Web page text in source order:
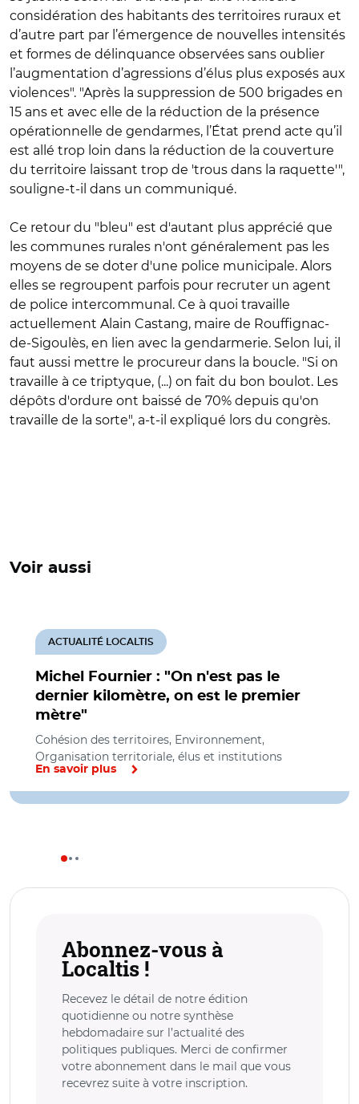
considération des habitants des territoires ruraux et
d’autre part par l’émergence de nouvelles intensités
et formes de délinquance observées sans oublier
l’augmentation d’agressions d’élus plus exposés aux
violences". "Après la suppression de 500 brigades en
15 ans et avec elle de la réduction de la présence
opérationnelle de gendarmes, l’État prend acte qu’il
est allé trop loin dans la réduction de la couverture
du territoire laissant trop de 'trous dans la raquette'",
souligne-t-il dans un communiqué.
Ce retour du "bleu" est d'autant plus apprécié que
les communes rurales n'ont généralement pas les
moyens de se doter d'une police municipale. Alors
elles se regroupent parfois pour recruter un agent
de police intercommunal. Ce à quoi travaille
actuellement Alain Castang, maire de Rouffignac-
de-Sigoulès, en lien avec la gendarmerie. Selon lui, il
faut aussi mettre le procureur dans la boucle. "Si on
travaille à ce triptyque, (...) on fait du bon boulot. Les
dépôts d'ordure ont baissé de 70% depuis qu'on
travaille de la sorte", a-t-il expliqué lors du congrès.
Voir aussi
Michel Fournier : "On n'est pas le
dernier kilomètre, on est le premier
mètre"
ACTUALITÉ LOCALTIS
Cohésion des territoires, Environnement,
Organisation territoriale, élus et institutions
En savoir plus
Abonnez-vous à
Localtis !
Recevez le détail de notre édition
quotidienne ou notre synthèse
hebdomadaire sur l’actualité des
politiques publiques. Merci de confirmer
votre abonnement dans le mail que vous
recevrez suite à votre inscription.